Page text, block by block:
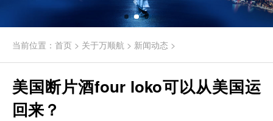
当前位置： 首页> 关于万顺航 > 新闻动态>
美国断片酒four loko可以从美国运
回来？